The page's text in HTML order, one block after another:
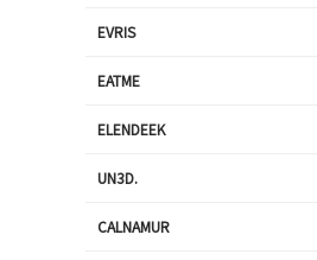
EVRIS
EATME
ELENDEEK
UN3D.
CALNAMUR